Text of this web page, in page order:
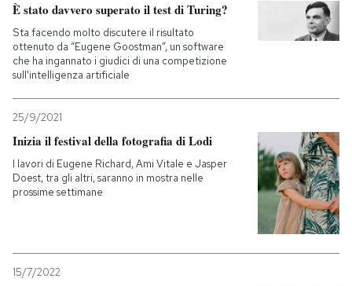
È stato davvero superato il test di Turing?
Sta facendo molto discutere il risultato
ottenuto da “Eugene Goostman”, un software
che ha ingannato i giudici di una competizione
sull'intelligenza artificiale
25/9/2021
Inizia il festival della fotografia di Lodi
I lavori di Eugene Richard, Ami Vitale e Jasper
Doest, tra gli altri, saranno in mostra nelle
prossime settimane
15/7/2022